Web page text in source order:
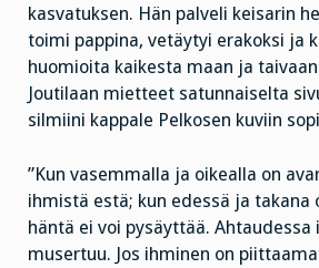
kasvatuksen. Hän palveli keisarin
toimi pappina, vetäytyi erakoksi ja
huomioita kaikesta maan ja
Joutilaan mietteet satunnaiselta
silmiini kappale Pelkosen kuviin
”Kun vasemmalla ja oikealla on
ihmistä estä; kun edessä ja takana
häntä ei voi pysäyttää.
musertuu. Jos ihminen on